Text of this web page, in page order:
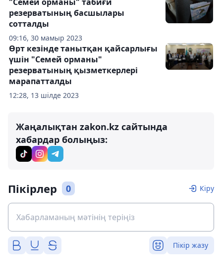
09:16, 30 мамыр 2023
резерватының басшылары
сотталды
12:28, 13 шілде 2023
Өрт кезінде танытқан қайсарлығы
үшін "Семей орманы"
резерватының қызметкерлері
марапатталды
Жаңалықтан zakon.kz сайтында
хабардар болыңыз:
Пікірлер 0 Кіру
Пікір жазу